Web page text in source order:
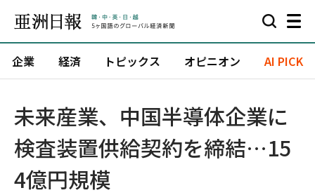
企業 経済 トピックス オピニオン AI PICK
未来産業、中国半導体企業に
検査装置供給契約を締結…15
4億円規模